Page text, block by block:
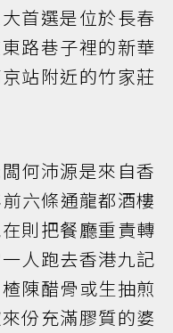
首選是位於長春
路巷子裡的新華
站附近的竹家莊
何沛源是來自香
六條通龍都酒樓
則把餐廳重責轉
人跑去香港九記
陳醋骨或生抽煎
份充滿膠質的婆